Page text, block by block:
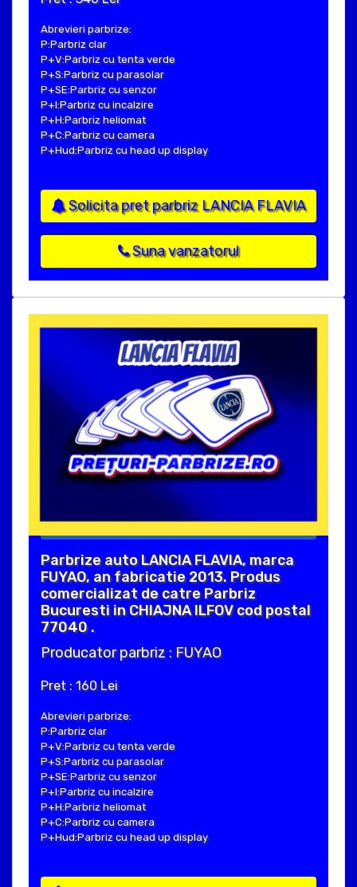
Abrevieri parbrize:
P:Parbriz clar
P+V:Parbriz cu tenta verde
P+S:Parbriz cu parasolar
P+SE:Parbriz cu senzor
P+I:Parbriz cu incalzire
P+H:Parbriz heliomat
P+C:Parbriz cu camera
P+Hud:Parbriz cu head up display
Solicita pret parbriz LANCIA FLAVIA
Suna vanzatorul
Parbrize auto LANCIA FLAVIA, marca
FUYAO, an fabricatie 2013. Produs
comercializat de catre Parbriz
Bucuresti in CHIAJNA ILFOV cod postal
77040 .
Producator parbriz : FUYAO
Pret : 160 Lei
Abrevieri parbrize:
P:Parbriz clar
P+V:Parbriz cu tenta verde
P+S:Parbriz cu parasolar
P+SE:Parbriz cu senzor
P+I:Parbriz cu incalzire
P+H:Parbriz heliomat
P+C:Parbriz cu camera
P+Hud:Parbriz cu head up display